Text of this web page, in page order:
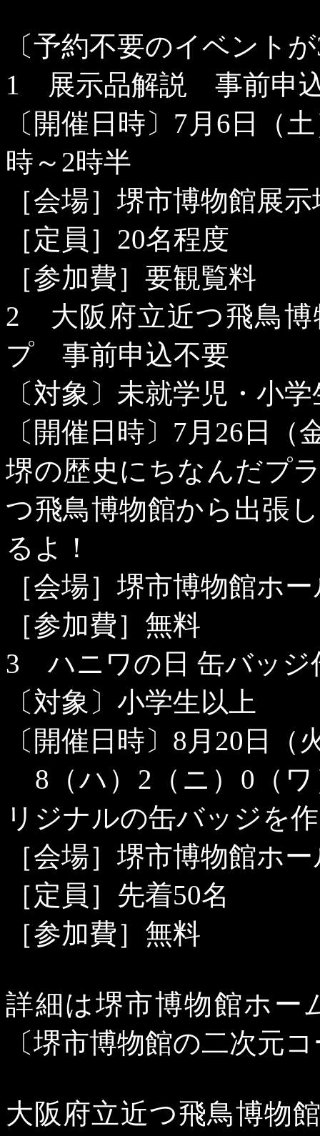
〔予約不要のイベントが
1 展示品解説 事前申
〔開催日時〕 7 月 6 日（
時～ 2時半
［会場］堺市博物館展示
［定員］ 20名程度
［参加費］要観覧料
2 大阪府立近つ飛鳥
プ 事前申込不要
〔対象〕未就学児・小
〔開催日時〕 7月 26 日（
堺の歴史にちなんだプ
つ飛鳥博物館から出張
るよ！
［会場］堺市博物館ホ
［参加費］無料
3 ハニワの日 缶バッジ
〔対象〕小学生以上
〔開催日時〕 8 月 20 日（
8 （ハ） 2 （ニ） 0 （
リジナルの缶バッジを
［会場］堺市博物館ホ
［定員］先着50名
［参加費］無料
詳細は堺市博物館ホー
〔堺市博物館の二次元
大阪府立近つ飛鳥博物